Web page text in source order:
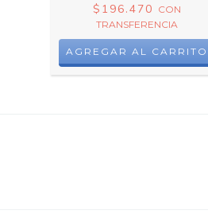
$196.470 CON
TRANSFERENCIA